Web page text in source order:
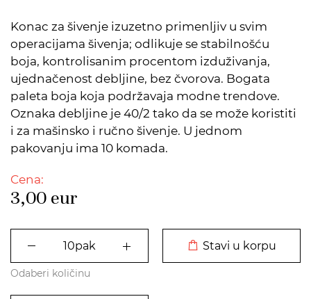
Konac za šivenje izuzetno primenljiv u svim
operacijama šivenja; odlikuje se stabilnošću
boja, kontrolisanim procentom izduživanja,
ujednačenost debljine, bez čvorova. Bogata
paleta boja koja podržavaja modne trendove.
Oznaka debljine je 40/2 tako da se može koristiti
i za mašinsko i ručno šivenje. U jednom
pakovanju ima 10 komada.
Cena:
3,00 eur
Stavi u korpu
Odaberi količinu